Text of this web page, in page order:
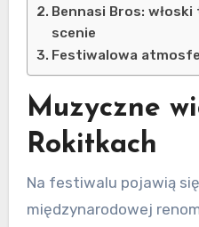
Bennasi Bros:
scenie
Festiwalowa
Muzyczne
Rokitkach
Na festiwalu pojawią
międzynarodowej